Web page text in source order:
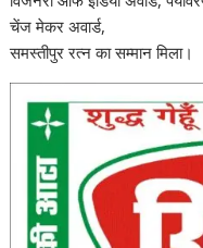
चेंज मेकर अवार्ड,
समस्तीपुर रत्न का सम्मान मिला।